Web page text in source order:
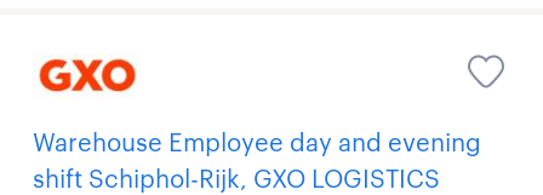
Warehouse Employee day and evening
shift Schiphol-Rijk, GXO LOGISTICS